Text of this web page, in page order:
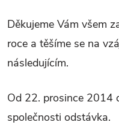
Děkujeme Vám všem
roce a těšíme se na
následujícím.
Od 22. prosince 2014
společnosti odstávka.